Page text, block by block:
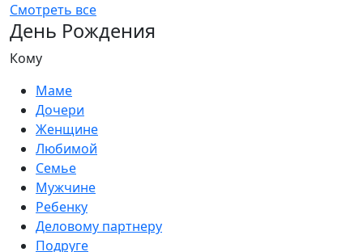
Смотреть все
День Рождения
Кому
Маме
Дочери
Женщине
Любимой
Семье
Мужчине
Ребенку
Деловому партнеру
Подруге